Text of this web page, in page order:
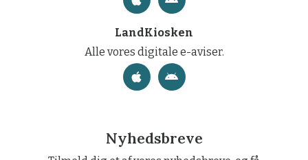
LandKiosken
Alle vores digitale e-aviser.
Nyhedsbreve